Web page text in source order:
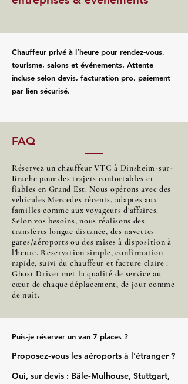
Chauffeur privé à l’heure pour rendez‑vous,
tourisme, salons et événements. Attente
incluse selon devis, facturation pro, paiement
par lien sécurisé.
FAQ
Réservez un chauffeur VTC à Dinsheim-sur-
Bruche pour des trajets confortables et
fiables en Grand Est. Nous opérons avec des
véhicules Mercedes récents, adaptés aux
familles comme aux voyageurs d’affaires.
Selon vos besoins, nous réalisons des
transferts longue distance, des navettes
gares/aéroports ou des mises à disposition à
l’heure. Réservation simple, confirmation
rapide, suivi du chauffeur et facture claire :
Ghost Driver met la qualité de service au
cœur de chaque déplacement, de jour comme
de nuit.
Puis‑je réserver un van 7 places ?
Proposez‑vous les aéroports à l’étranger ?
Oui, sur devis : Bâle‑Mulhouse, Stuttgart,